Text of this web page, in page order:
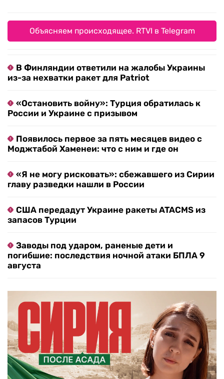
Объясняем происходящее. RTVI в Telegram
В Финляндии ответили на жалобы Украины
из-за нехватки ракет для Patriot
«Остановить войну»: Турция обратилась к
России и Украине с призывом
Появилось первое за пять месяцев видео с
Моджтабой Хаменеи: что с ним и где он
«Я не могу рисковать»: сбежавшего из Сирии
главу разведки нашли в России
США передадут Украине ракеты ATACMS из
запасов Турции
Заводы под ударом, раненые дети и
погибшие: последствия ночной атаки БПЛА 9
августа